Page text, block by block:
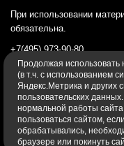
При использовании
обязательна.
+7(495) 973-90-80
Политика
Продолжая использовать
(в т.ч. с использованием
Яндекс.Метрика и других
пользовательских
нормальной работы
пользоваться сайтом,
обрабатывались,
браузере или покинуть